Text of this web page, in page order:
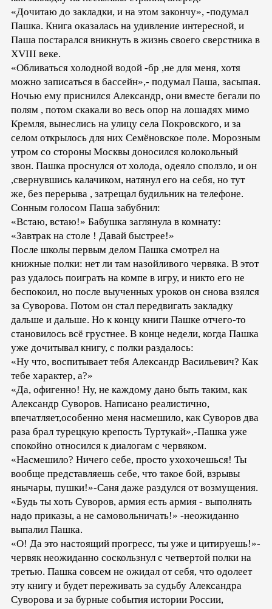
«Дочитаю до закладки, и на этом закончу», -подумал
Пашка. Книга оказалась на удивление интересной, и
Паша постарался вникнуть в жизнь своего сверстника в
ХVIII веке.
«Обливаться холодной водой -бр ,не для меня, хотя
можно записаться в бассейн»,- подумал Паша, засыпая.
Ночью ему приснился Александр, они вместе бегали по
полям , потом скакали во весь опор на лошадях мимо
Кремля, вынеслись на улицу села Покровского, и за
селом открылось для них Семёновское поле. Морозным
утром со стороны Москвы доносился колокольный
звон. Пашка проснулся от холода, одеяло сползло, и он
,свернувшись калачиком, натянул его на себя, но тут
же, без перерыва , затрещал будильник на телефоне.
Сонным голосом Паша забубнил:
«Встаю, встаю!» Бабушка заглянула в комнату:
«Завтрак на столе ! Давай быстрее!»
После школы первым делом Пашка смотрел на
книжные полки: нет ли там назойливого червяка. В этот
раз удалось поиграть на компе в игру, и никто его не
беспокоил, но после выученных уроков он снова взялся
за Суворова. Потом он стал передвигать закладку
дальше и дальше. Но к концу книги Пашке отчего-то
становилось всё грустнее. В конце недели, когда Пашка
уже дочитывал книгу, с полки раздалось:
«Ну что, воспитывает тебя Александр Васильевич? Как
тебе характер, а?»
«Да, офигенно! Ну, не каждому дано быть таким, как
Александр Суворов. Написано реалистично,
впечатляет,особенно меня насмешило, как Суворов два
раза брал турецкую крепость Туртукай»,-Пашка уже
спокойно относился к диалогам с червяком.
«Насмешило? Ничего себе, просто ухохочешься! Ты
вообще представляешь себе, что такое бой, взрывы
янычары, пушки!»-Саня даже раздулся от возмущения.
«Будь ты хоть Суворов, армия есть армия - выполнять
надо приказы, а не самовольничать!» -неожиданно
выпалил Пашка.
«О! Да это настоящий прогресс, ты уже и цитируешь!»-
червяк неожиданно соскользнул с четвертой полки на
третью. Пашка совсем не ожидал от себя, что одолеет
эту книгу и будет переживать за судьбу Александра
Суворова и за бурные события истории России,